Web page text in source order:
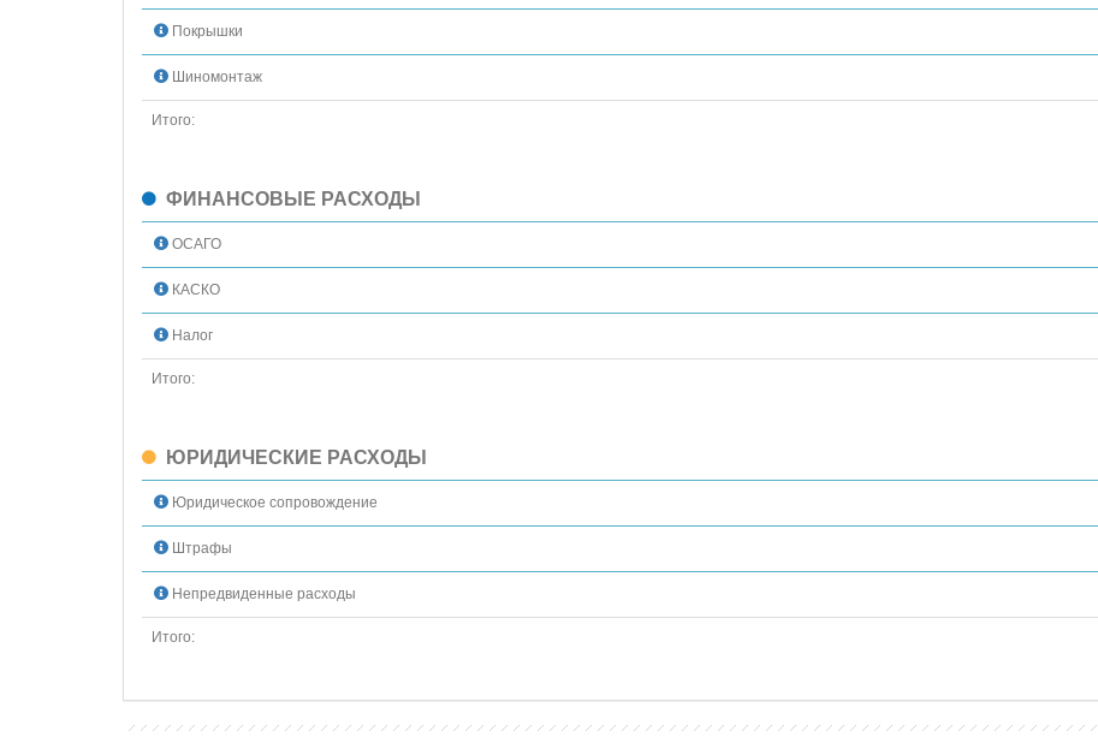
Покрышки
Шиномонтаж
Итого:
ФИНАНСОВЫЕ РАСХОДЫ
ОСАГО
КАСКО
Налог
Итого:
ЮРИДИЧЕСКИЕ РАСХОДЫ
Юридическое сопровождение
Штрафы
Непредвиденные расходы
Итого: